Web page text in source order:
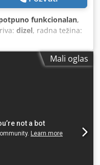
funkcionalan,
dizel, radna težina:
, Oprema:hidraulika,
Mali oglas